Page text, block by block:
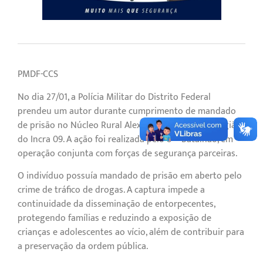
PMDF-CCS
No dia 27/01, a Polícia Militar do Distrito Federal
prendeu um autor durante cumprimento de mandado
de prisão no Núcleo Rural Alexandre Gusmão, na região
do Incra 09. A ação foi realizada pelo 8º Batalhão, em
operação conjunta com forças de segurança parceiras.
O indivíduo possuía mandado de prisão em aberto pelo
crime de tráfico de drogas. A captura impede a
continuidade da disseminação de entorpecentes,
protegendo famílias e reduzindo a exposição de
crianças e adolescentes ao vício, além de contribuir para
a preservação da ordem pública.